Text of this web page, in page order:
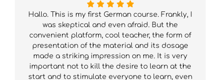
Hallo. This is my first German course. Frankly, I
was skeptical and even afraid. But the
convenient platform, cool teacher, the form of
presentation of the material and its dosage
made a striking impression on me. It is very
important not to kill the desire to learn at the
start and to stimulate everyone to learn, even